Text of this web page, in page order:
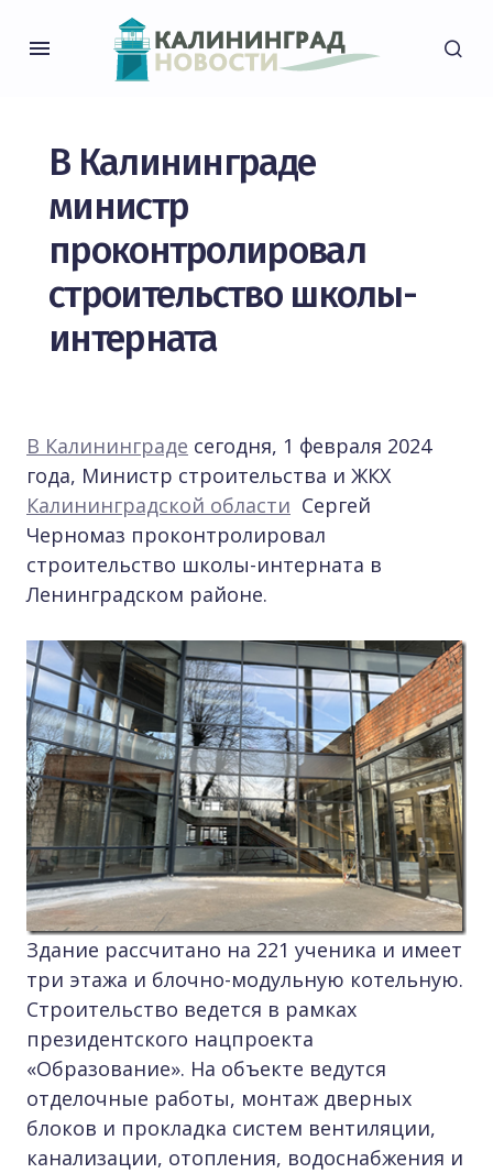
В Калининграде
министр
проконтролировал
строительство школы-
интерната
В Калининграде сегодня, 1 февраля 2024
года, Министр строительства и ЖКХ
Калининградской области Сергей
Черномаз проконтролировал
строительство школы-интерната в
Ленинградском районе.
Здание рассчитано на 221 ученика и имеет
три этажа и блочно-модульную котельную.
Строительство ведется в рамках
президентского нацпроекта
«Образование». На объекте ведутся
отделочные работы, монтаж дверных
блоков и прокладка систем вентиляции,
канализации, отопления, водоснабжения и